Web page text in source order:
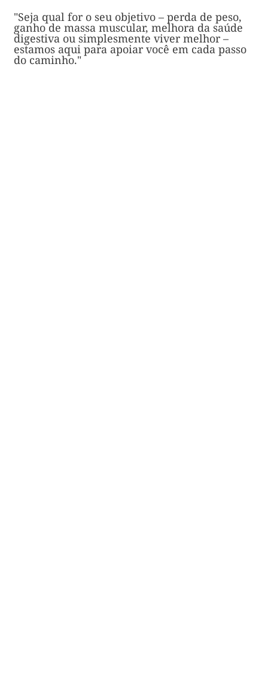
"Seja qual for o seu objetivo – perda de peso,
ganho de massa muscular, melhora da saúde
digestiva ou simplesmente viver melhor –
estamos aqui para apoiar você em cada passo
do caminho."